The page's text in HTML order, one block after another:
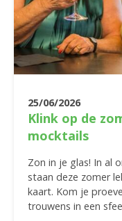
25/06/2026
Klink op de
mocktails
Zon in je glas! In al
staan deze zomer
kaart. Kom je
trouwens in een